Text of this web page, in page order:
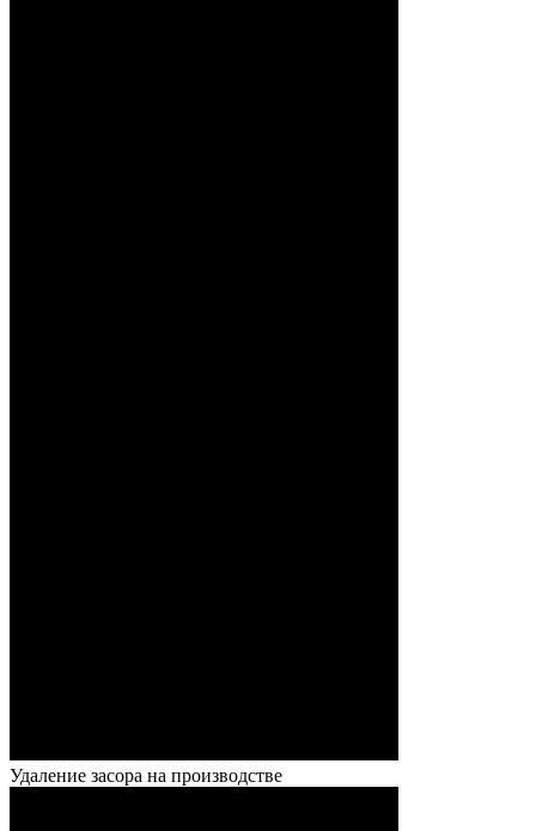
Удаление засора на производстве